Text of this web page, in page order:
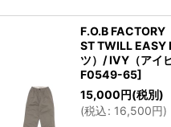
F.O.B FACTORY
ST TWILL EASY
ツ）/ IVY（アイ
F0549-65]
15,000 円(税別)
(税込: 16,500円)